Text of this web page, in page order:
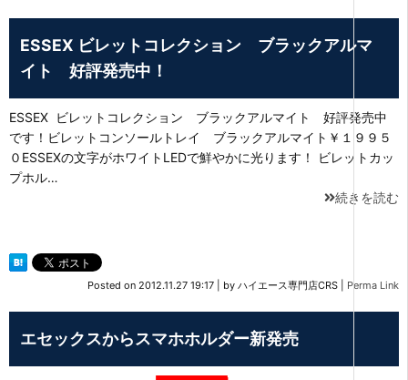
ESSEX ビレットコレクション ブラックアルマ
イト 好評発売中！
ESSEX ビレットコレクション ブラックアルマイト 好評発売中
です！ビレットコンソールトレイ ブラックアルマイト￥１９９５
０ESSEXの文字がホワイトLEDで鮮やかに光ります！ ビレットカッ
プホル…
続きを読む
Posted on 2012.11.27 19:17 by ハイエース専門店CRS Perma Link
エセックスからスマホホルダー新発売